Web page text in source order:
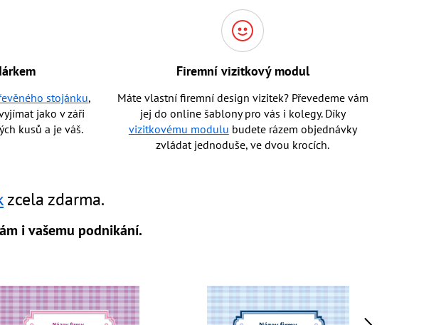
stojánku,
jako v záři
kusů a je váš.
Firemní vizitkový modul
Máte vlastní firemní design vizitek? Převedeme vám
jej do online šablony pro vás i kolegy. Díky
vizitkovému modulu budete rázem objednávky
zvládat jednoduše, ve dvou krocích.
zcela zdarma.
i vašemu podnikání.